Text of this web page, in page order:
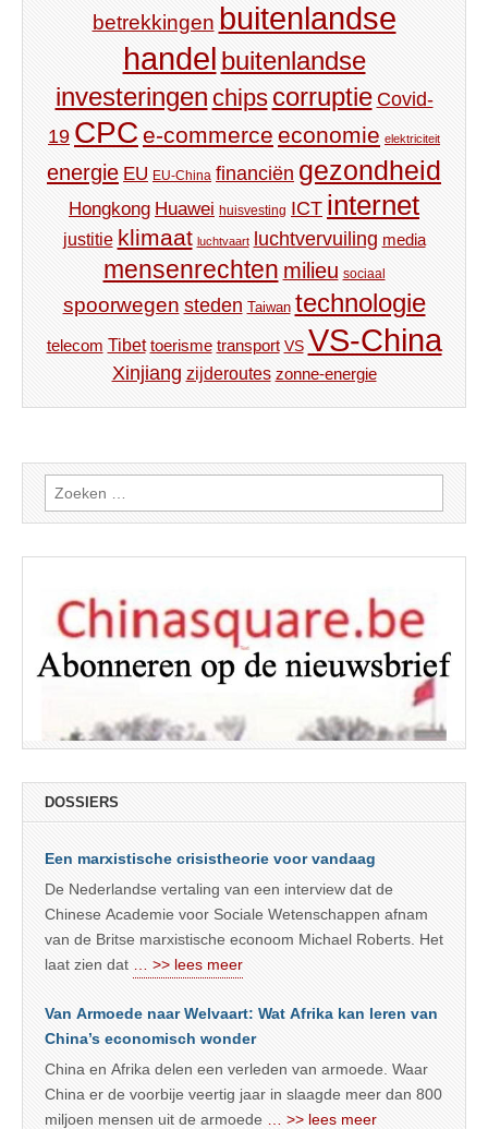
betrekkingen buitenlandse
handel buitenlandse
investeringen chips corruptie Covid-
19 CPC e-commerce economie elektriciteit
energie EU EU-China financiën gezondheid
Hongkong Huawei huisvesting ICT internet
justitie klimaat luchtvaart luchtvervuiling media
mensenrechten milieu sociaal
spoorwegen steden Taiwan technologie
telecom Tibet toerisme transport VS VS-China
Xinjiang zijderoutes zonne-energie
Zoeken
naar:
DOSSIERS
Een marxistische crisistheorie voor vandaag
De Nederlandse vertaling van een interview dat de
Chinese Academie voor Sociale Wetenschappen afnam
van de Britse marxistische econoom Michael Roberts. Het
laat zien dat
… >> lees meer
Van Armoede naar Welvaart: Wat Afrika kan leren van
China’s economisch wonder
China en Afrika delen een verleden van armoede. Waar
China er de voorbije veertig jaar in slaagde meer dan 800
miljoen mensen uit de armoede
… >> lees meer